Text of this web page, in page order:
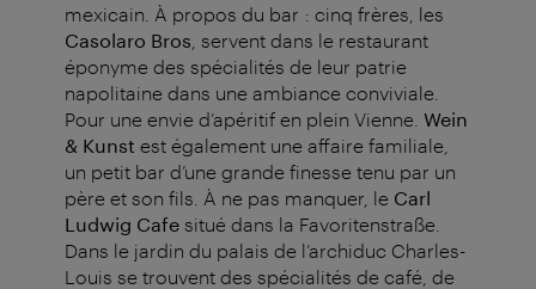
mexicain. À propos du bar : cinq frères, les
Casolaro Bros , servent dans le restaurant
éponyme des spécialités de leur patrie
napolitaine dans une ambiance conviviale.
Pour une envie d’apéritif en plein Vienne. Wein
& Kunst est également une affaire familiale,
un petit bar d’une grande finesse tenu par un
père et son fils. À ne pas manquer, le Carl
Ludwig Cafe situé dans la Favoritenstraße.
Dans le jardin du palais de l’archiduc Charles-
Louis se trouvent des spécialités de café, de